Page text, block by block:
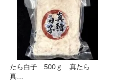
たら白子 500ｇ 真たら
真…